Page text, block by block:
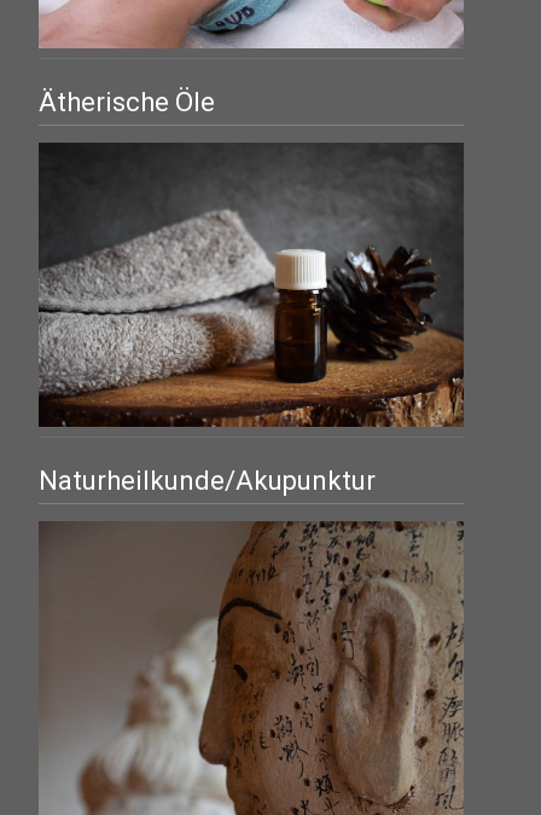
Ätherische Öle
Naturheilkunde/Akupunktur